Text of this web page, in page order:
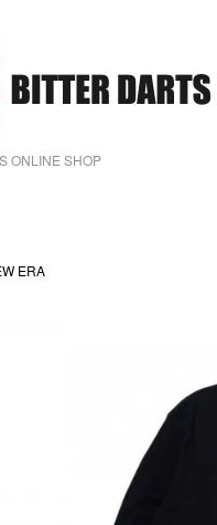
ONLINE SHOP
ERA